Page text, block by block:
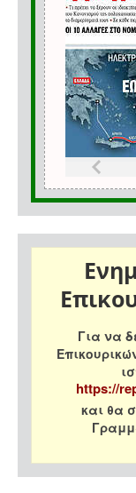
Για να
https://
και θα